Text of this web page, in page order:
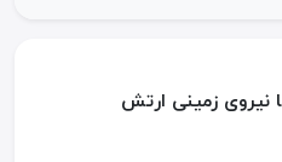
نیروی زمینی ارتش